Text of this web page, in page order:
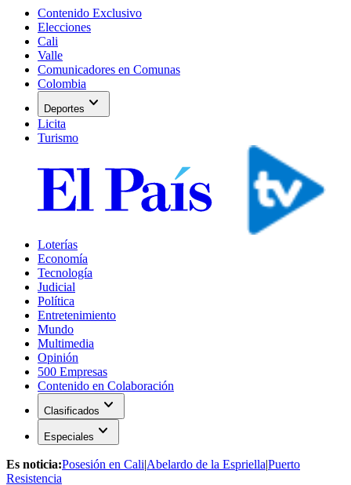
Contenido Exclusivo
Elecciones
Cali
Valle
Comunicadores en Comunas
Colombia
Deportes expand_more
Licita
Turismo
Loterías
Economía
Tecnología
Judicial
Política
Entretenimiento
Mundo
Multimedia
Opinión
500 Empresas
Contenido en Colaboración
Clasificados expand_more
Especiales expand_more
Es noticia:Posesión en Cali|Abelardo de la Espriella|Puerto
Resistencia